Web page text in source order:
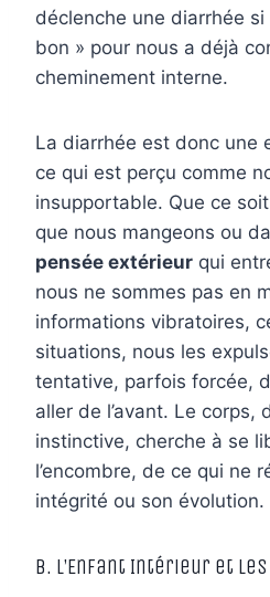
déclenche une diarrhée
bon » pour nous a déjà
cheminement interne.
La diarrhée est donc une
ce qui est perçu comme
insupportable. Que ce
que nous mangeons ou
pensée extérieur qui
nous ne sommes pas en
informations vibratoires,
situations, nous les
tentative, parfois forcée,
aller de l’avant. Le corps,
instinctive, cherche à se
l’encombre, de ce qui ne
intégrité ou son évolution.
B. L’Enfant Intérieur et